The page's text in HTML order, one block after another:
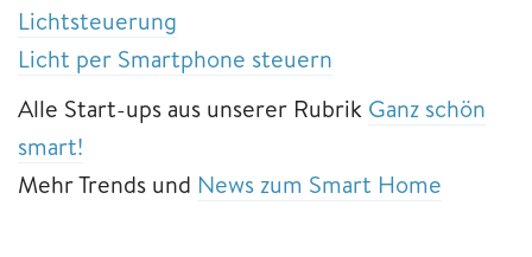
Lichtsteuerung
Licht per Smartphone steuern
Alle Start-ups aus unserer Rubrik Ganz schön
smart!
Mehr Trends und News zum Smart Home